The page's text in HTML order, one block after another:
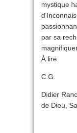
mystique
par sa
À lire.
C.G.
Didier
de Dieu,